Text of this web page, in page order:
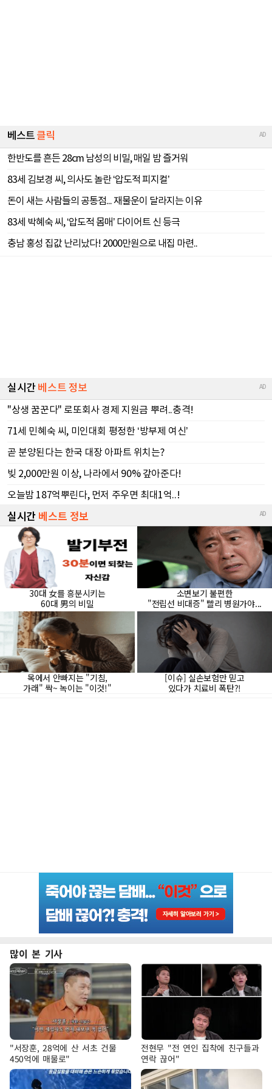
많이 본 기사
"서장훈, 28억에 산 서초 건물
450억에 매물로"
전현무 "전 연인 집착에 친구들과
연락 끊어"